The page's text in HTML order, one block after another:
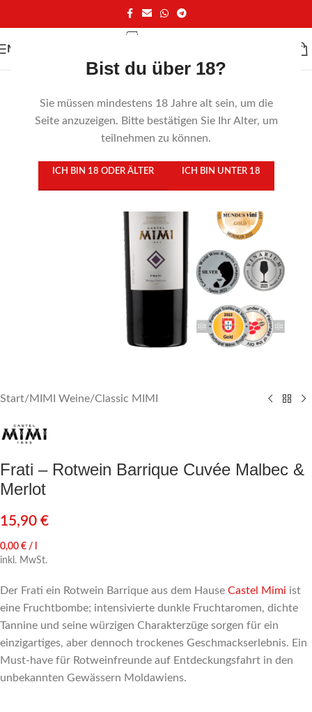
Bist du über 18?
Sie müssen mindestens 18 Jahre alt sein, um die
Seite anzuzeigen. Bitte bestätigen Sie Ihr Alter, um
teilnehmen zu können.
ICH BIN 18 ODER ÄLTER ICH BIN UNTER 18
MENÜ
Start/MIMI Weine/Classic MIMI
Frati – Rotwein Barrique Cuvée Malbec &
Merlot
15,90 €
0,00 € /
inkl. MwSt.
Der Frati ein Rotwein Barrique aus dem Hause Castel Mimi ist
eine Fruchtbombe; intensivierte dunkle Fruchtaromen, dichte
Tannine und seine würzigen Charakterzüge sorgen für ein
einzigartiges, aber dennoch trockenes Geschmackserlebnis. Ein
Must-have für Rotweinfreunde auf Entdeckungsfahrt in den
unbekannten Gewässern Moldawiens.